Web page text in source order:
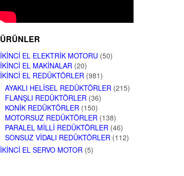
ÜRÜNLER
İKINCI EL ELEKTRIK MOTORU (50)
İKINCI EL MAKINALAR (20)
İKINCI EL REDÜKTÖRLER (981)
AYAKLI HELISEL REDÜKTÖRLER (215)
FLANŞLI REDÜKTÖRLER (36)
KONIK REDÜKTÖRLER (150)
MOTORSUZ REDÜKTÖRLER (138)
PARALEL MILLI REDÜKTÖRLER (46)
SONSUZ VIDALI REDÜKTÖRLER (112)
İKINCI EL SERVO MOTOR (5)